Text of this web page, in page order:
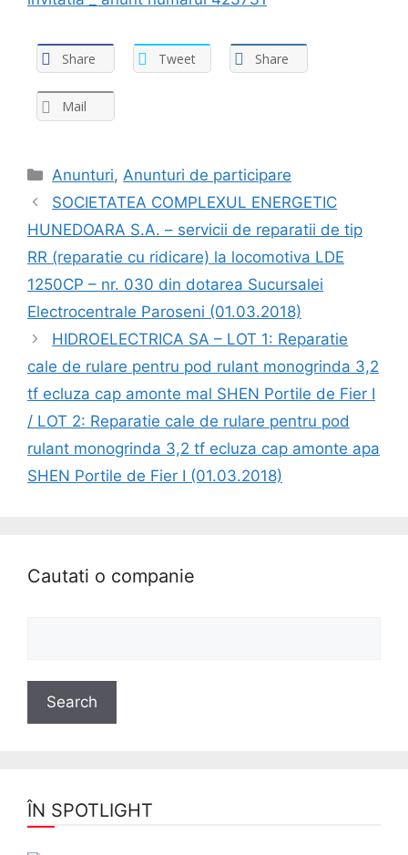
Share Tweet Share
Mail
Anunturi,Anunturi de participare
SOCIETATEA COMPLEXUL ENERGETIC
HUNEDOARA S.A. – servicii de reparatii de tip
RR (reparatie cu ridicare) la locomotiva LDE
1250CP – nr. 030 din dotarea Sucursalei
Electrocentrale Paroseni (01.03.2018)
HIDROELECTRICA SA – LOT 1: Reparatie
cale de rulare pentru pod rulant monogrinda 3,2
tf ecluza cap amonte mal SHEN Portile de Fier I
/ LOT 2: Reparatie cale de rulare pentru pod
rulant monogrinda 3,2 tf ecluza cap amonte apa
SHEN Portile de Fier I (01.03.2018)
Cautati o companie
ÎN SPOTLIGHT